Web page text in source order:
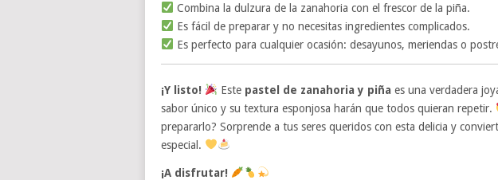
Combina la dulzura de la zanahoria con el frescor de la piña.
Es fácil de preparar y no necesitas ingredientes complicados.
Es perfecto para cualquier ocasión: desayunos, meriendas o
¡Y listo! Este pastel de zanahoria y piña es una verdadera
sabor único y su textura esponjosa harán que todos quieran repetir.
prepararlo? Sorprende a tus seres queridos con esta delicia y
especial.
¡A disfrutar!